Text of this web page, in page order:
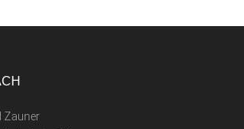
Zauner